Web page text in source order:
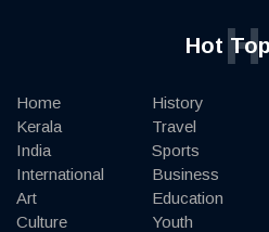
HotH
Home
Kerala
India
International
Art
Culture
History
Travel
Sports
Business
Education
Youth